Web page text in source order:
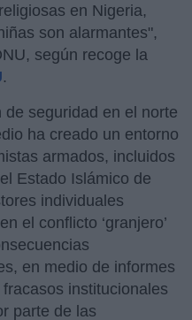
en Nigeria,
son alarmantes",
según recoge la
.
seguridad en el norte
ha creado un entorno
armados, incluidos
Estado Islámico de
individuales
el conflicto ‘granjero’
en medio de informes
institucionales
parte de las